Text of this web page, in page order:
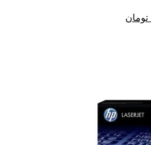
تومان